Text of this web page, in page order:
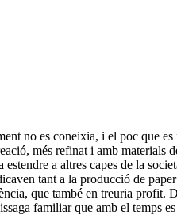
no es coneixia, i el poc que
més refinat i amb materials
a altres capes de la
tant a la producció de
que també en treuria profit.
familiar que amb el temps